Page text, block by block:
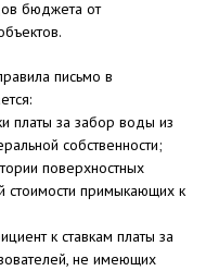
бюджета от
письмо в
платы за забор воды из
собственности;
поверхностных
стоимости примыкающих к
к ставкам платы за
не имеющих